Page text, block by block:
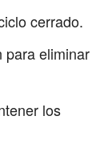
cerrado.
para eliminar
los